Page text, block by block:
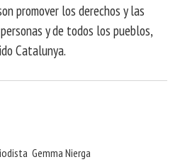
promover los derechos y las
y de todos los pueblos,
Catalunya.
Gemma Nierga